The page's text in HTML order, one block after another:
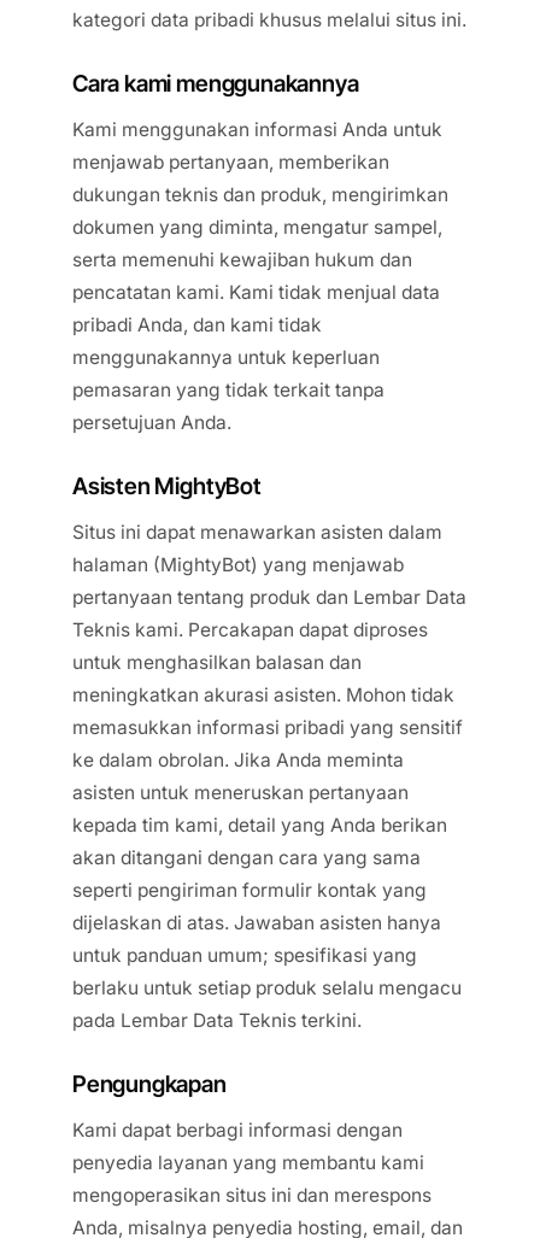
kategori data pribadi khusus melalui situs ini.
Cara kami menggunakannya
Kami menggunakan informasi Anda untuk
menjawab pertanyaan, memberikan
dukungan teknis dan produk, mengirimkan
dokumen yang diminta, mengatur sampel,
serta memenuhi kewajiban hukum dan
pencatatan kami. Kami tidak menjual data
pribadi Anda, dan kami tidak
menggunakannya untuk keperluan
pemasaran yang tidak terkait tanpa
persetujuan Anda.
Asisten MightyBot
Situs ini dapat menawarkan asisten dalam
halaman (MightyBot) yang menjawab
pertanyaan tentang produk dan Lembar Data
Teknis kami. Percakapan dapat diproses
untuk menghasilkan balasan dan
meningkatkan akurasi asisten. Mohon tidak
memasukkan informasi pribadi yang sensitif
ke dalam obrolan. Jika Anda meminta
asisten untuk meneruskan pertanyaan
kepada tim kami, detail yang Anda berikan
akan ditangani dengan cara yang sama
seperti pengiriman formulir kontak yang
dijelaskan di atas. Jawaban asisten hanya
untuk panduan umum; spesifikasi yang
berlaku untuk setiap produk selalu mengacu
pada Lembar Data Teknis terkini.
Pengungkapan
Kami dapat berbagi informasi dengan
penyedia layanan yang membantu kami
mengoperasikan situs ini dan merespons
Anda, misalnya penyedia hosting, email, dan